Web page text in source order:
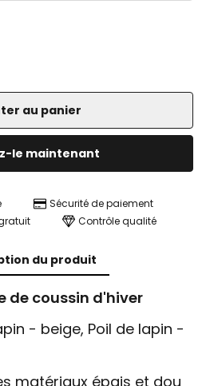
au panier
le maintenant
Sécurité de paiement
Contrôle qualité
du produit
de coussin d'hiver
- beige, Poil de lapin -
matériaux épais et dou